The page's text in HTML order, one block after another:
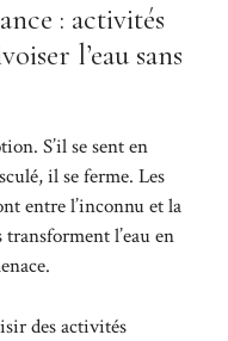
: activités
l’eau sans
S’il se sent en
il se ferme. Les
entre l’inconnu et la
l’eau en
des activités